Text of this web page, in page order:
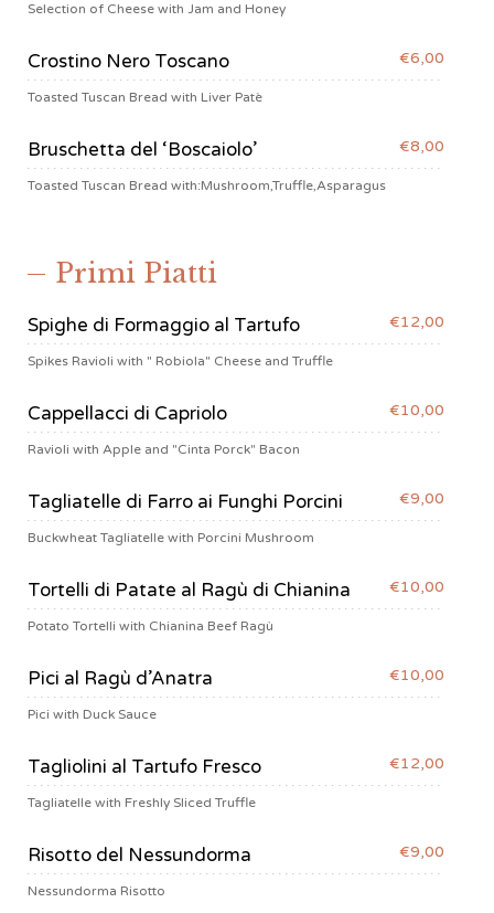
Selection of Cheese with Jam and Honey
Crostino Nero Toscano €6,00
Toasted Tuscan Bread with Liver Patè
Bruschetta del ‘Boscaiolo’ €8,00
Toasted Tuscan Bread with:Mushroom,Truffle,Asparagus
Primi Piatti
Spighe di Formaggio al Tartufo €12,00
Spikes Ravioli with " Robiola" Cheese and Truffle
Cappellacci di Capriolo €10,00
Ravioli with Apple and "Cinta Porck" Bacon
Tagliatelle di Farro ai Funghi Porcini €9,00
Buckwheat Tagliatelle with Porcini Mushroom
Tortelli di Patate al Ragù di Chianina €10,00
Potato Tortelli with Chianina Beef Ragù
Pici al Ragù d’Anatra €10,00
Pici with Duck Sauce
Tagliolini al Tartufo Fresco €12,00
Tagliatelle with Freshly Sliced Truffle
Risotto del Nessundorma €9,00
Nessundorma Risotto